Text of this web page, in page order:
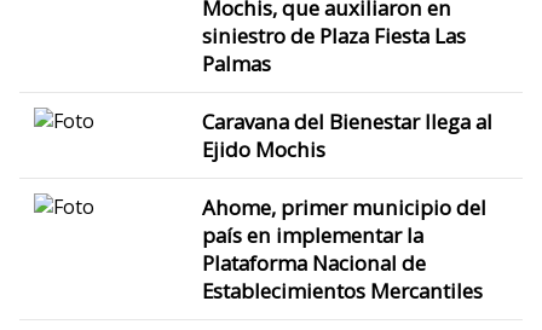
Mochis, que auxiliaron en
siniestro de Plaza Fiesta Las
Palmas
Caravana del Bienestar llega al
Ejido Mochis
Ahome, primer municipio del
país en implementar la
Plataforma Nacional de
Establecimientos Mercantiles